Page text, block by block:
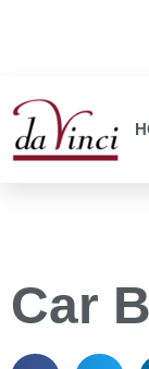
Car